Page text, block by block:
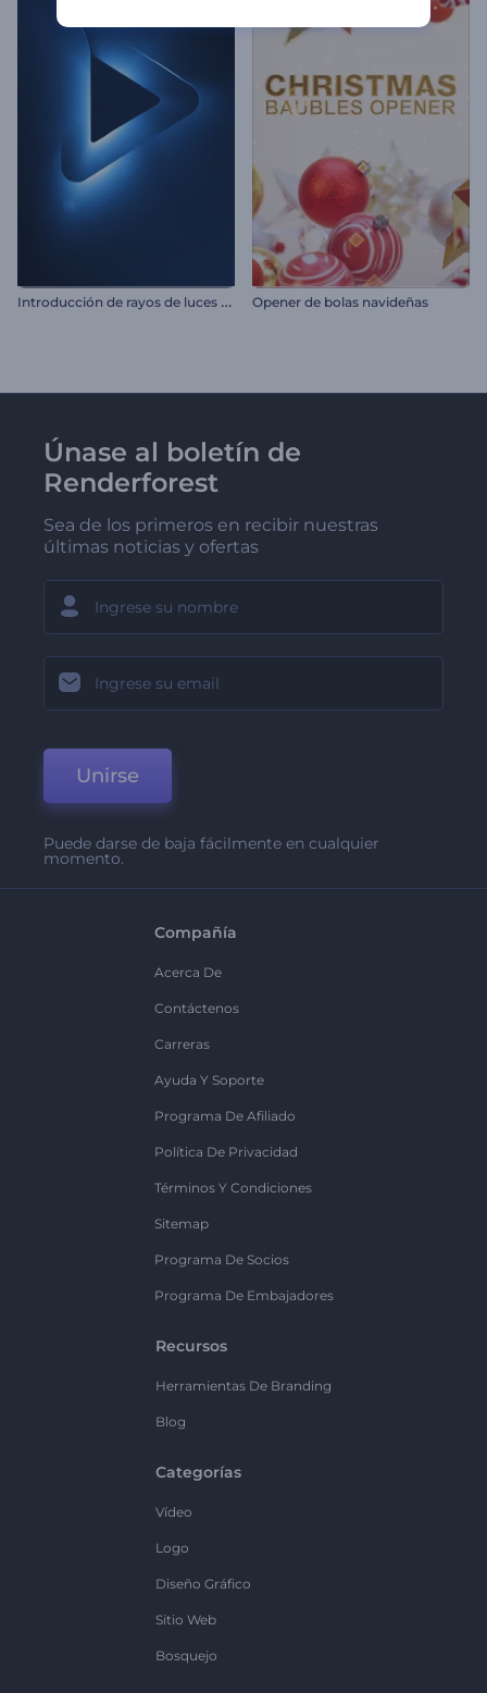
I
ntroducción de rayos de luces de neón Opener de bolas navideñas
Únase al boletín de
Renderforest
Sea de los primeros en recibir nuestras
últimas noticias y ofertas
Unirse
Puede darse de baja fácilmente en cualquier
momento.
Compañía
Acerca De
Contáctenos
Carreras
Ayuda Y Soporte
Programa De Afiliado
Política De Privacidad
Términos Y Condiciones
Sitemap
Programa De Socios
Programa De Embajadores
Recursos
Herramientas De Branding
Blog
Categorías
Vídeo
Logo
Diseño Gráfico
Sitio Web
Bosquejo